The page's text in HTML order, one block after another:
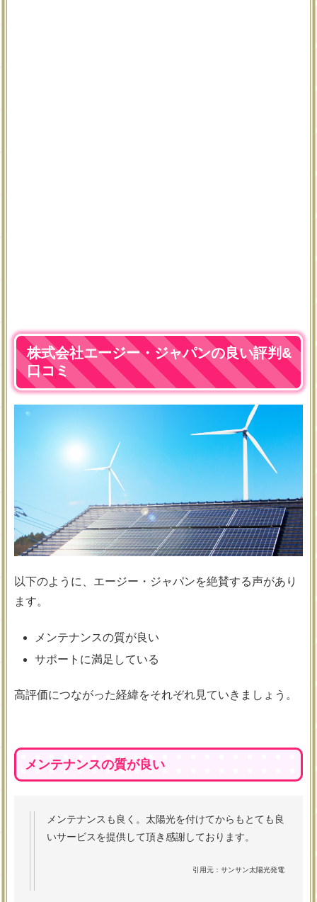
株式会社エージー・ジャパンの良い評判&
口コミ
以下のように、エージー・ジャパンを絶賛する声があり
ます。
メンテナンスの質が良い
サポートに満足している
高評価につながった経緯をそれぞれ見ていきましょう。
メンテナンスの質が良い
メンテナンスも良く。太陽光を付けてからもとても良
いサービスを提供して頂き感謝しております。
引用元：サンサン太陽光発電